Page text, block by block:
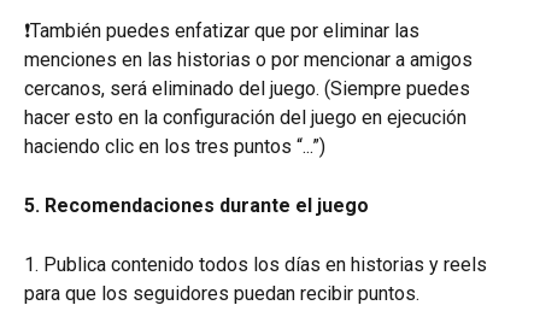
❗️También puedes enfatizar que por eliminar las
menciones en las historias o por mencionar a amigos
cercanos, será eliminado del juego. (Siempre puedes
hacer esto en la configuración del juego en ejecución
haciendo clic en los tres puntos “...”)
5. Recomendaciones durante el juego
1. Publica contenido todos los días en historias y reels
para que los seguidores puedan recibir puntos.